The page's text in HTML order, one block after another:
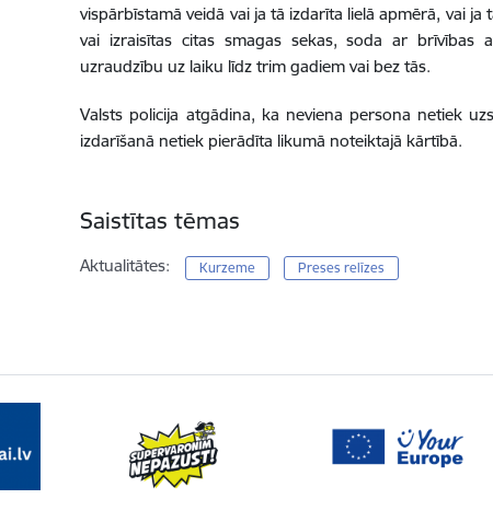
vispārbīstamā veidā vai ja tā izdarīta lielā apmērā, vai
vai izraisītas citas smagas sekas, soda ar
uzraudzību uz laiku līdz trim gadiem vai bez tās.
Valsts policija atgādina, ka neviena persona netiek
izdarīšanā netiek pierādīta likumā noteiktajā kārtībā.
Saistītas tēmas
Aktualitātes: Kurzeme Preses relīzes